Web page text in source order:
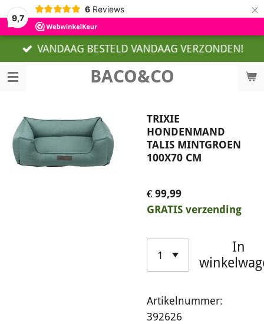
9,7
6 Reviews ×
BACO&CO
VANDAAG BESTELD VANDAAG VERZONDEN!
TRIXIE
HONDENMAND
TALIS MINTGROEN
100X70 CM
€ 99,99
GRATIS verzending
In
Artikelnummer:
392626